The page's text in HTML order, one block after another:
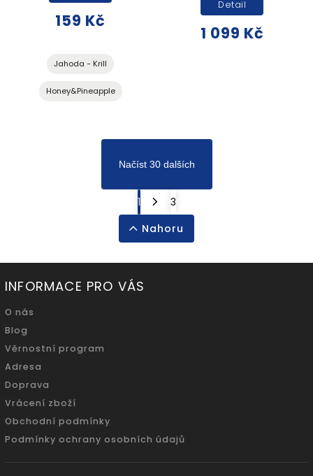
159 Kč
Jahoda - Krill
Honey&Pineapple
1 099 Kč
Detail
Načíst 30 dalších
1
3
Nahoru
INFORMACE PRO VÁS
O nás
Blog
Věrnostní program
Adresa
Doprava
Vrácení zboží
Obchodní podmínky
Podmínky ochrany osobních údajů